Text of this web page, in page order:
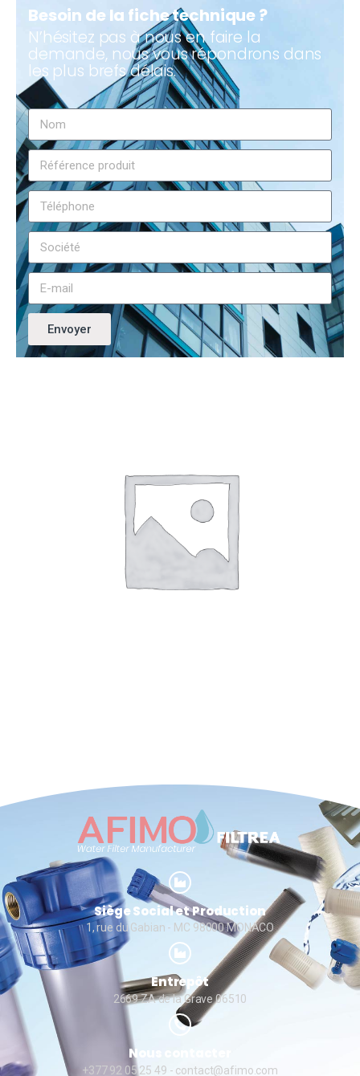
Besoin de la fiche technique ?
N’hésitez pas à nous en faire la
demande, nous vous répondrons dans
les plus brefs délais.
Envoyer
Siège Social et Production
1, rue du Gabian - MC 98000 MONACO
Entrepôt
2669 ZA de la Grave 06510
Nous contacter
+377 92 05 25 49 - contact@afimo.com